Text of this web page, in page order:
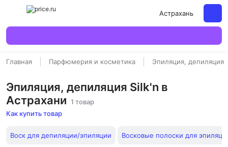
Астрахань
Главная Парфюмерия и косметика Эпиляция, депиляция
Эпиляция, депиляция Silk'n в
Астрахани 1 товар
Как купить товар
Воск для депиляции/эпиляции Восковые полоски для